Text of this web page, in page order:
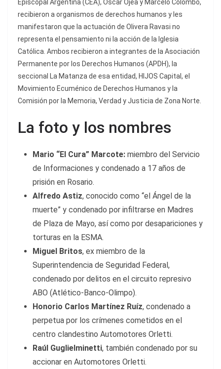
Episcopal Argentina (CEA), Oscar Ojea y Marcelo Colombo,
recibieron a organismos de derechos humanos y les
manifestaron que la actuación de Olivera Ravasi no
representa el pensamiento ni la acción de la Iglesia
Católica. Ambos recibieron a integrantes de la Asociación
Permanente por los Derechos Humanos (APDH), la
seccional La Matanza de esa entidad, HIJOS Capital, el
Movimiento Ecuménico de Derechos Humanos y la
Comisión por la Memoria, Verdad y Justicia de Zona Norte.
La foto y los nombres
Mario “El Cura” Marcote: miembro del Servicio
de Informaciones y condenado a 17 años de
prisión en Rosario.
Alfredo Astiz, conocido como “el Ángel de la
muerte” y condenado por infiltrarse en Madres
de Plaza de Mayo, así como por desapariciones y
torturas en la ESMA.
Miguel Britos, ex miembro de la
Superintendencia de Seguridad Federal,
condenado por delitos en el circuito represivo
ABO (Atlético-Banco-Olimpo).
Honorio Carlos Martínez Ruíz, condenado a
perpetua por los crímenes cometidos en el
centro clandestino Automotores Orletti.
Raúl Guglielminetti, también condenado por su
accionar en Automotores Orletti.